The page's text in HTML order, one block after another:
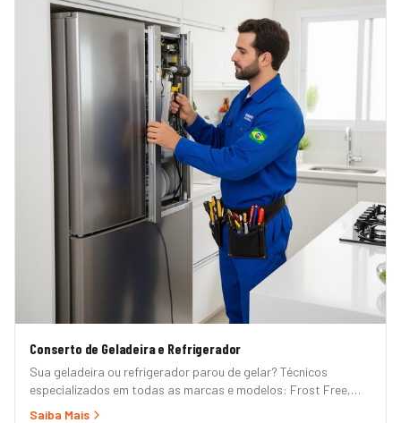
Conserto de Geladeira e Refrigerador
Sua geladeira ou refrigerador parou de gelar? Técnicos
especializados em todas as marcas e modelos: Frost Free,
Duplex, Side by Side, French Door, Inverter e convencional.
Saiba Mais